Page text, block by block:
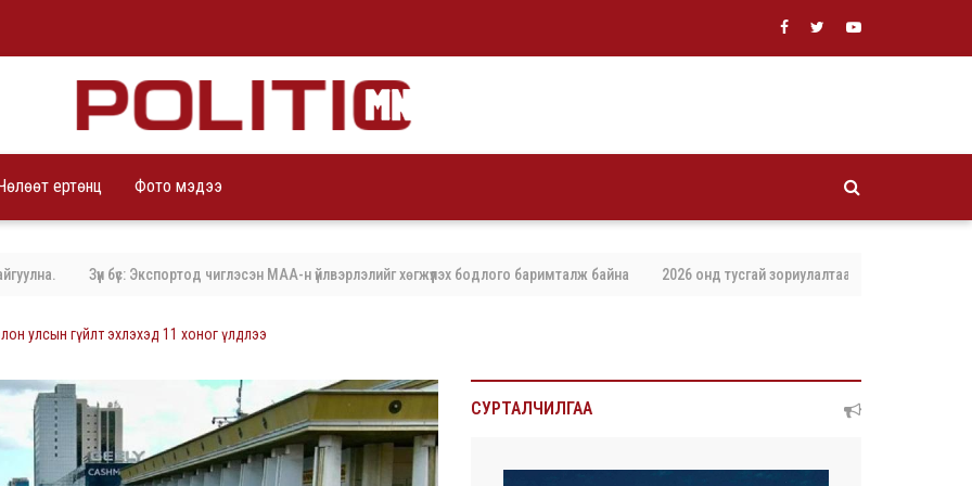
ертөнц Фото мэдээ
Зүүн бүс: Экспортод чиглэсэн МАА-н үйлвэрлэлийг хөгжүүлэх бодлого баримталж байна 2026 онд тусгай зориулалтаар агнах, барих амьтны
улсын гүйлт эхлэхэд 11 хоног үлдлээ
СУРТАЛЧИЛГАА